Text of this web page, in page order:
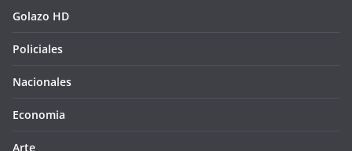
Golazo HD
Policiales
Nacionales
Economia
Arte